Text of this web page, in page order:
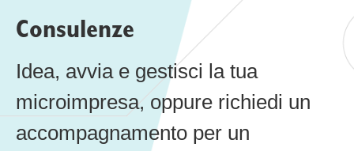
Consulenze
Idea, avvia e gestisci la tua
microimpresa, oppure richiedi un
accompagnamento per un